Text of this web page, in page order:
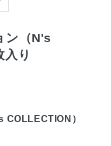
ン（N's
り
COLLECTION）